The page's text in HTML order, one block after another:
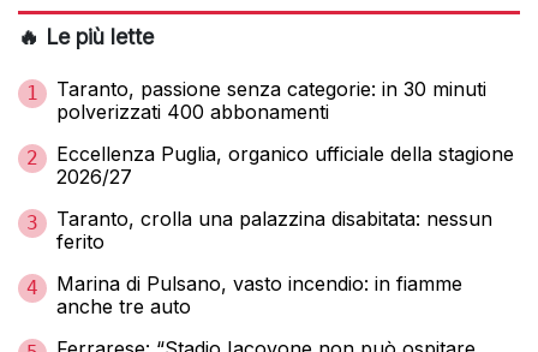
🔥 Le più lette
1
Taranto, passione senza categorie: in 30 minuti
polverizzati 400 abbonamenti
2
Eccellenza Puglia, organico ufficiale della stagione
2026/27
3
Taranto, crolla una palazzina disabitata: nessun
ferito
4
Marina di Pulsano, vasto incendio: in fiamme
anche tre auto